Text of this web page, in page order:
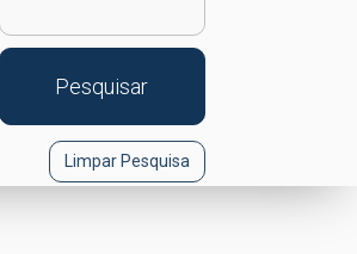
Pesquisar
Limpar Pesquisa